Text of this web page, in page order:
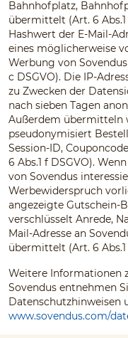
Bahnhofplatz,
übermittelt (Art. 6
Hashwert der E-Mail-
eines möglicherweise
Werbung von Sovendus
c DSGVO). Die IP-
zu Zwecken der
nach sieben Tagen
Außerdem übermitteln
pseudonymisiert
Session-ID,
6 Abs.1 f DSGVO).
von Sovendus
Werbewiderspruch
angezeigte Gutschein-
verschlüsselt Anrede,
Mail-Adresse an
übermittelt (Art. 6 Abs.1
Weitere Informationen
Sovendus entnehmen
Datenschutzhinweisen
www.sovendus.com/